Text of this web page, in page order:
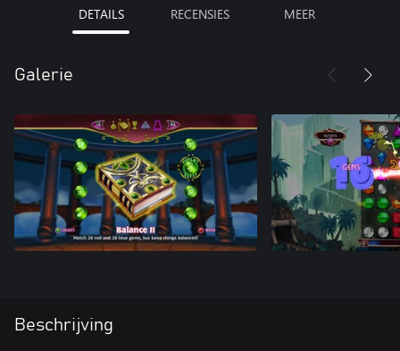
DETAILS RECENSIES MEER
Galerie
Beschrijving